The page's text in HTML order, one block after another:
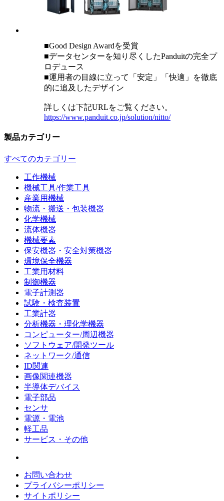
■Good Design Awardを受賞
■データセンターを知り尽くしたPanduitの完全プ
ロデュース
■運用者の目線に立って「安定」「快適」を徹底
的に追及したデザイン
詳しくは下記URLをご覧ください。
https://www.panduit.co.jp/solution/nitto/
製品カテゴリー
すべてのカテゴリー
工作機械
機械工具/作業工具
産業用機械
物流・搬送・包装機器
化学機械
流体機器
機械要素
保安機器・安全対策機器
環境保全機器
工業用材料
制御機器
電子計測器
試験・検査装置
工業計器
分析機器・理化学機器
コンピューター/周辺機器
ソフトウェア/開発ツール
ネットワーク/通信
ID関連
画像関連機器
半導体デバイス
電子部品
センサ
電源・電池
軽工品
サービス・その他
お問い合わせ
プライバシーポリシー
サイトポリシー